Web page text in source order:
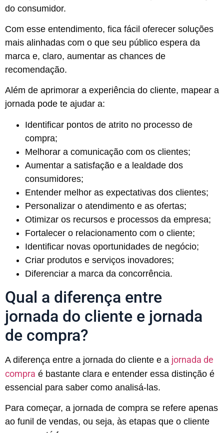
do consumidor.
Com esse entendimento, fica fácil oferecer soluções
mais alinhadas com o que seu público espera da
marca e, claro, aumentar as chances de
recomendação.
Além de aprimorar a experiência do cliente, mapear a
jornada pode te ajudar a:
Identificar pontos de atrito no processo de
compra;
Melhorar a comunicação com os clientes;
Aumentar a satisfação e a lealdade dos
consumidores;
Entender melhor as expectativas dos clientes;
Personalizar o atendimento e as ofertas;
Otimizar os recursos e processos da empresa;
Fortalecer o relacionamento com o cliente;
Identificar novas oportunidades de negócio;
Criar produtos e serviços inovadores;
Diferenciar a marca da concorrência.
Qual a diferença entre
jornada do cliente e jornada
de compra?
A diferença entre a jornada do cliente e a jornada de
compra é bastante clara e entender essa distinção é
essencial para saber como analisá-las.
Para começar, a jornada de compra se refere apenas
ao funil de vendas, ou seja, às etapas que o cliente